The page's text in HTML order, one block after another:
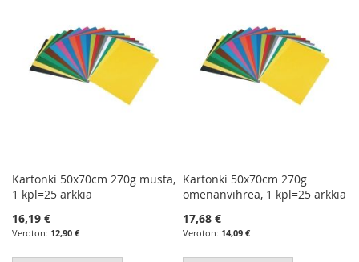
Kartonki 50x70cm 270g musta,
1 kpl=25 arkkia
16,19 €
12,90 €
Kartonki 50x70cm 270g
omenanvihreä, 1 kpl=25 arkkia
17,68 €
14,09 €